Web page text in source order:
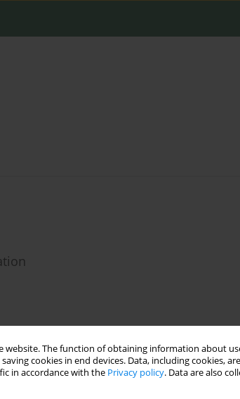
website. The function of obtaining information about
cookies in end devices. Data, including cookies,
in accordance with the Privacy policy. Data are also